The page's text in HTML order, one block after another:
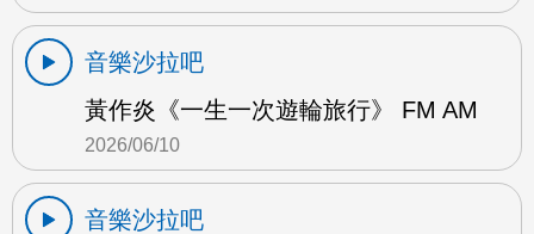
音樂沙拉吧
黃作炎《一生一次遊輪旅行》 FM AM
2026/06/10
音樂沙拉吧